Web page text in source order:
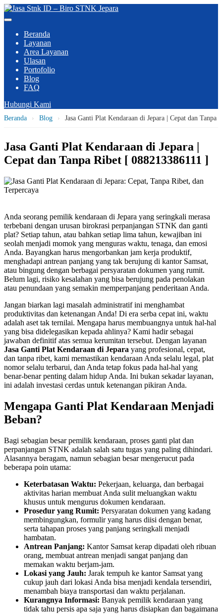
Beranda
Layanan
Area Layanan
Ulasan
Portofolio
Blog
FAQ
Hubungi Kami
Beranda › Blog › Jasa Ganti Plat Kendaraan di Jepara | Cepat dan Tanpa
Jasa Ganti Plat Kendaraan di Jepara |
Cepat dan Tanpa Ribet [ 088213386111 ]
Anda seorang pemilik kendaraan di Jepara yang seringkali merasa
terbebani dengan urusan birokrasi perpanjangan STNK dan ganti
plat? Setiap tahun, atau bahkan setiap lima tahun, kewajiban ini
seolah menjadi momok yang menguras waktu, tenaga, dan emosi
Anda. Bayangkan harus mengorbankan jam kerja produktif,
menghadapi antrean panjang yang tak berujung di kantor Samsat,
atau bingung dengan berbagai persyaratan dokumen yang rumit.
Belum lagi, risiko kesalahan yang bisa berujung pada penolakan
atau penundaan yang semakin memperpanjang penderitaan Anda.
Jangan biarkan lagi masalah administratif ini menghambat
produktivitas dan ketenangan Anda! Di era serba cepat ini, waktu
adalah aset tak ternilai. Mengapa harus membuangnya untuk hal-hal
yang bisa didelegasikan kepada ahlinya? Kami hadir sebagai
jawaban definitif atas semua kerumitan tersebut. Dengan layanan
Jasa Ganti Plat Kendaraan di Jepara yang profesional, cepat,
dan tanpa ribet, kami memastikan kendaraan Anda selalu legal, plat
nomor selalu terbarui, dan Anda tetap fokus pada hal-hal yang
benar-benar penting dalam hidup Anda. Ini bukan sekadar layanan,
ini adalah investasi cerdas untuk ketenangan pikiran Anda.
Mengapa Ganti Plat Kendaraan Menjadi
Beban?
Bagi sebagian besar pemilik kendaraan, proses ganti plat dan
perpanjangan STNK adalah salah satu tugas yang paling dihindari.
Alasannya beragam, namun sebagian besar mengerucut pada
beberapa poin utama:
Keterbatasan Waktu: Pekerjaan, keluarga, dan berbagai
aktivitas harian membuat Anda sulit meluangkan waktu
khusus untuk mengurus dokumen kendaraan.
Prosedur yang Rumit: Persyaratan dokumen yang kadang
membingungkan, formulir yang harus diisi dengan benar,
serta tahapan proses yang panjang seringkali menjadi
hambatan.
Antrean Panjang: Kantor Samsat kerap dipadati oleh ribuan
orang, membuat antrean menjadi sangat panjang dan
memakan waktu berjam-jam.
Lokasi yang Jauh: Jarak tempuh ke kantor Samsat yang
cukup jauh dari lokasi Anda bisa menjadi kendala tersendiri,
menambah biaya transportasi dan waktu perjalanan.
Kurangnya Informasi: Banyak pemilik kendaraan yang
tidak tahu persis apa saja yang harus disiapkan dan bagaimana